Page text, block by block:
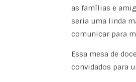
as famílias e
seria uma linda
comunicar para
Essa mesa de
convidados para